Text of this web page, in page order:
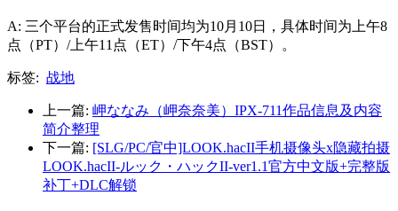
A: 三个平台的正式发售时间均为10月10日，具体时间为上午8
点（PT）/上午11点（ET）/下午4点（BST）。
标签: 战地
上一篇: 岬ななみ（岬奈奈美）IPX-711作品信息及内容
简介整理
下一篇: [SLG/PC/官中]LOOK.hacII手机摄像头x隐藏拍摄
LOOK.hacII-ルック・ハックII-ver1.1官方中文版+完整版
补丁+DLC解锁